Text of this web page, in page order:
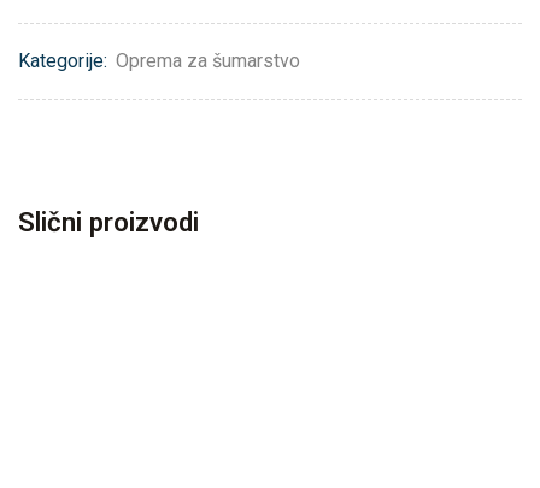
Kategorije: Oprema za šumarstvo
Slični proizvodi